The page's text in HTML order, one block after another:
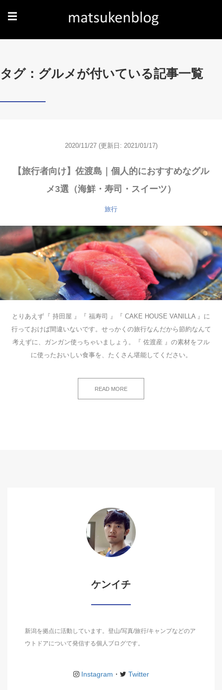
☰
タグ：グルメが付いている記事一覧
2020/11/27 (更新日: 2021/01/17)
【旅行者向け】佐渡島｜個人的におすすめなグル
メ3選（海鮮・寿司・スイーツ）
旅行
とりあえず『 持田屋 』『 福寿司 』『 CAKE HOUSE VANILLA 』に
行っておけば間違いないです。せっかくの旅行なんだから節約なんて
考えずに、ガンガン使っちゃいましょう。『 佐渡産 』の素材をフル
に使ったおいしい食事を、たくさん堪能してください。
READ MORE
ケンイチ
新潟を拠点に活動しています。登山/写真/旅行/キャンプなどのア
ウトドアについて発信する個人ブログです。
Instagram ・ Twitter